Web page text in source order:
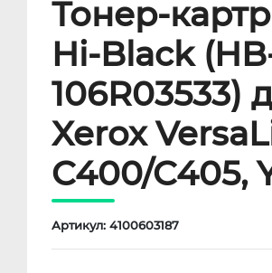
Тонер-
Hi-Black
106R03533)
Xerox
C400/C405,
Артикул: 4100603187